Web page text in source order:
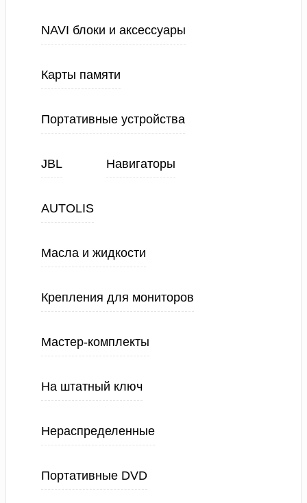
NAVI блоки и аксессуары
Карты памяти
Портативные устройства
JBL Навигаторы
AUTOLIS
Масла и жидкости
Крепления для мониторов
Мастер-комплекты
На штатный ключ
Нераспределенные
Портативные DVD